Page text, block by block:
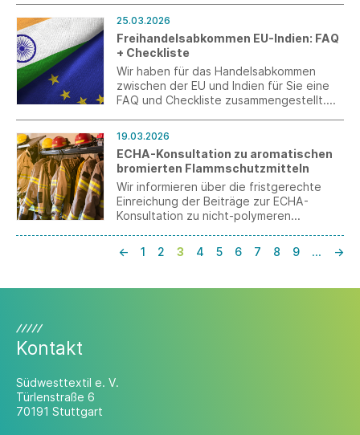
25.03.2026
Freihandelsabkommen EU-Indien: FAQ
+ Checkliste
Wir haben für das Handelsabkommen
zwischen der EU und Indien für Sie eine
FAQ und Checkliste zusammengestellt.
ermöglichen, dass die Vorbereitung
systematisch steuerbar ist.
19.03.2026
ECHA-Konsultation zu aromatischen
bromierten Flammschutzmitteln
Wir informieren über die fristgerechte
Einreichung der Beiträge zur ECHA-
Konsultation zu nicht-polymeren
(ABFRs). Die Rückmeldung bezieht sich
auf DBDPE in bestimmten technischen
insbesondere die begrenzten
← 1 2 3 4 5 6 7 8 9 … →
Kontakt
Südwesttextil e. V.
Türlenstraße 6
70191 Stuttgart